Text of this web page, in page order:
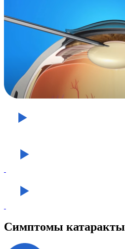
Симптомы катаракты